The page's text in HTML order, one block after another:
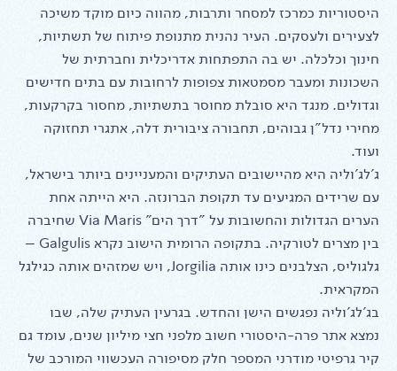
היסטוריות כמרכז למסחר ותרבות, מהווה כיום מוקד משיכה
לצעירים ולעסקים. העיר נהנית מתנופת פיתוח של תשתיות,
חינוך וכלכלה. יש בה התפתחות אדריכלית וחברתית של
השכונות ומעבר מסמטאות צפופות לרחובות עם בתים חדישים
וגדולים. מנגד היא סובלת מחוסר בתשתיות, מחסור בקרקעות,
מחירי נדל"ן גבוהים, תחבורה ציבורית דלה, אתגרי תחזוקה
ועוד.
ג'לג'וליה היא מהיישובים העתיקים והמעניינים ביותר בישראל,
עם שרידים המגיעים עד תקופת הברונזה. היא הייתה אחת
הערים הגדולות והחשובות על "דרך הים" Via Maris שחיברה
בין מצרים לטורקיה. בתקופה הרומית הישוב נקרא Galgulis –
גלגוליס, הצלבנים כינו אותה Jorgilia, ויש שמזהים אותה כגילגל
המקראית.
בג'לג'וליה נפגשים הישן והחדש. בגרעין העתיק שלה, שבו
נמצא אתר פרה-היסטורי חשוב מלפני חצי מיליון שנים, עומד גם
קיר גרפיטי מודרני המספר חלק מסיפורה העכשווי המורכב של